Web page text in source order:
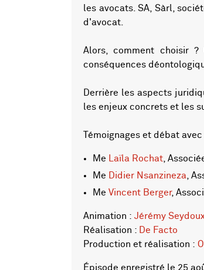
les avocats. SA, Sàrl,
d'avocat.
Alors, comment choisir
conséquences
Derrière les aspects
les enjeux concrets et les
Témoignages et débat avec
Me Laïla Rochat ,
Me
Didier Nsanzineza ,
Me Vincent Berger,
Animation : Jérémy
Réalisation :
De Facto
Production et réalisation :
Épisode enregistré le 25